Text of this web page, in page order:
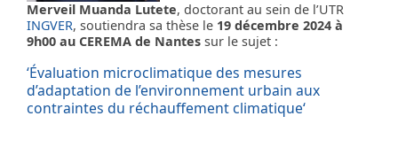
Merveil Muanda Lutete, doctorant au sein de l’UTR
INGVER, soutiendra sa thèse le 19 décembre 2024 à
9h00 au CEREMA de Nantes sur le sujet :
‘Évaluation microclimatique des mesures
d’adaptation de l’environnement urbain aux
contraintes du réchauffement climatique‘